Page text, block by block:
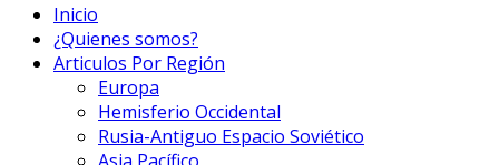
Inicio
¿Quienes somos?
Articulos Por Región
Europa
Hemisferio Occidental
Rusia-Antiguo Espacio Soviético